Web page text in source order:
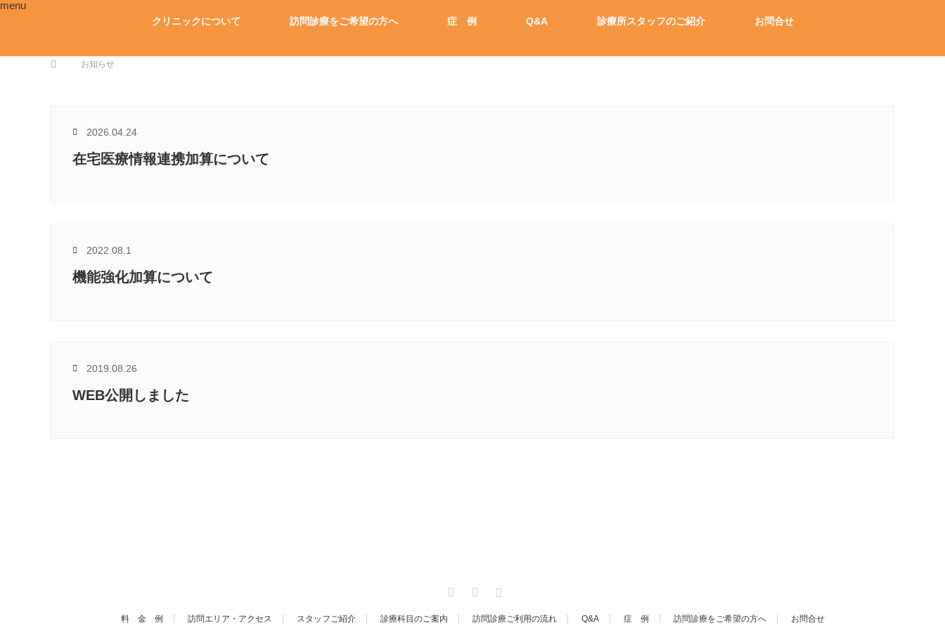
menu
クリニックについて 訪問診療をご希望の方へ 症 例 Q&A 診療所スタッフのご紹介 お問合せ
お知らせ
2026.04.24
在宅医療情報連携加算について
2022.08.1
機能強化加算について
2019.08.26
WEB公開しました
料 金 例 訪問エリア・アクセス スタッフご紹介 診療科目のご案内 訪問診療ご利用の流れ Q&A 症 例 訪問診療をご希望の方へ お問合せ